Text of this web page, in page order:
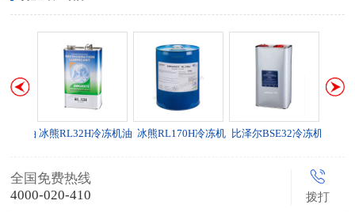
冻机油 冰熊RL32H冷冻机油 冰熊RL170H冷冻机 比泽尔BSE32冷冻机
全国免费热线
4000-020-410
拨打